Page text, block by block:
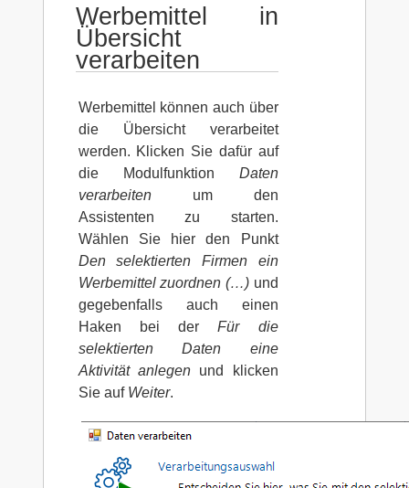
Werbemittel in
Übersicht
verarbeiten
Werbemittel können auch über
die Übersicht verarbeitet
werden. Klicken Sie dafür auf
die Modulfunktion Daten
verarbeitenum den
Assistenten zu starten.
Wählen Sie hier den Punkt
Den selektierten Firmen ein
Werbemittel zuordnen (…) und
gegebenfalls auch einen
Haken bei derFür die
selektierten Daten eine
Aktivität anlegen und klicken
Sie auf Weiter.